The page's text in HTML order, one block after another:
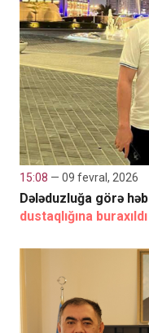
15:08 — 09 fevral, 2026
Dələduzluğa görə
dustaqlığına buraxıldı